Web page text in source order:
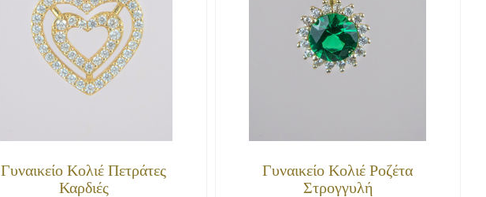
Γυναικείο Κολιέ Πετράτες
Καρδιές
Γυναικείο Κολιέ Ροζέτα
Στρογγυλή